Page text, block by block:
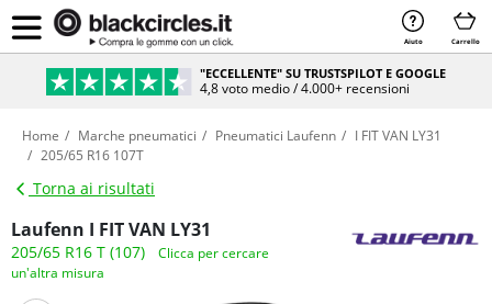
Aiuto Carrello
"ECCELLENTE" SU TRUSTSPILOT E GOOGLE
4,8 voto medio / 4.000+ recensioni
Home Marche pneumatici Pneumatici Laufenn
I FIT VAN LY31
205/65 R16 107T
Torna ai risultati
Laufenn I FIT VAN LY31
205/65 R16 T (107)
Clicca per cercare
un'altra misura